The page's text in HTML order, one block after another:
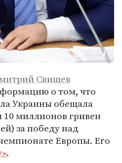
Свищев
о том, что
Украины обещала
миллионов гривен
за победу над
Европы. Его
.